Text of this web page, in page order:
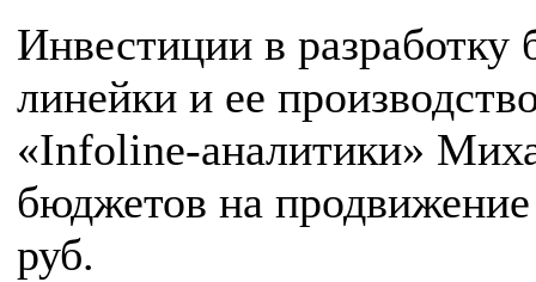
Инвестиции в разработку
линейки и ее
«Infoline-аналитики»
бюджетов на
руб.